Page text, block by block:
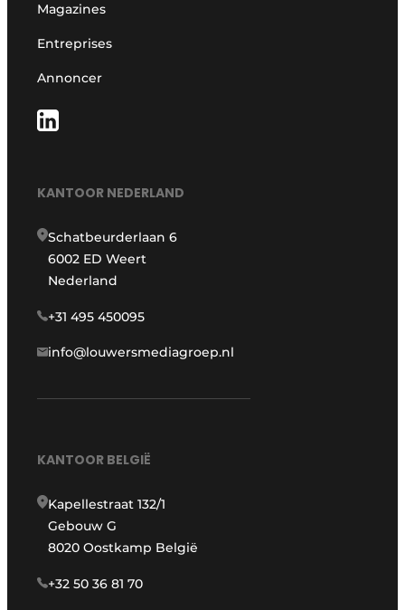
Magazines
Entreprises
Annoncer
KANTOOR NEDERLAND
Schatbeurderlaan 6
6002 ED Weert
Nederland
+31 495 450095
info@louwersmediagroep.nl
KANTOOR BELGIË
Kapellestraat 132/1
Gebouw G
8020 Oostkamp België
+32 50 36 81 70